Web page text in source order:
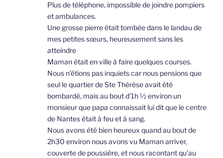
Plus de téléphone, impossible de joindre pompiers
et ambulances.
Une grosse pierre était tombée dans le landau de
mes petites sœurs, heureusement sans les
atteindre
Maman était en ville à faire quelques courses.
Nous n’étions pas inquiets car nous pensions que
seul le quartier de Ste Thérèse avait été
bombardé, mais au bout d’1h ½ environ un
monsieur que papa connaissait lui dit que le centre
de Nantes était à feu et à sang.
Nous avons été bien heureux quand au bout de
2h30 environ nous avons vu Maman arriver,
couverte de poussière, et nous racontant qu’au